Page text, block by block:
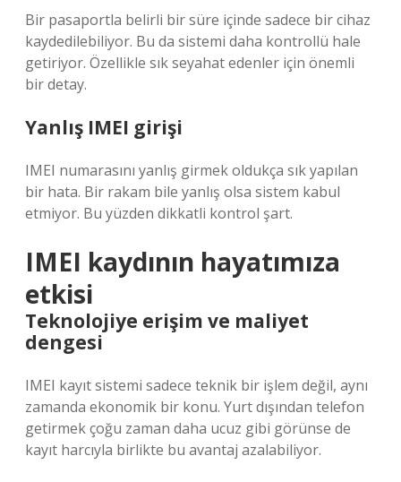
Bir pasaportla belirli bir süre içinde sadece bir cihaz
kaydedilebiliyor. Bu da sistemi daha kontrollü hale
getiriyor. Özellikle sık seyahat edenler için önemli
bir detay.
Yanlış IMEI girişi
IMEI numarasını yanlış girmek oldukça sık yapılan
bir hata. Bir rakam bile yanlış olsa sistem kabul
etmiyor. Bu yüzden dikkatli kontrol şart.
IMEI kaydının hayatımıza
etkisi
Teknolojiye erişim ve maliyet
dengesi
IMEI kayıt sistemi sadece teknik bir işlem değil, aynı
zamanda ekonomik bir konu. Yurt dışından telefon
getirmek çoğu zaman daha ucuz gibi görünse de
kayıt harcıyla birlikte bu avantaj azalabiliyor.